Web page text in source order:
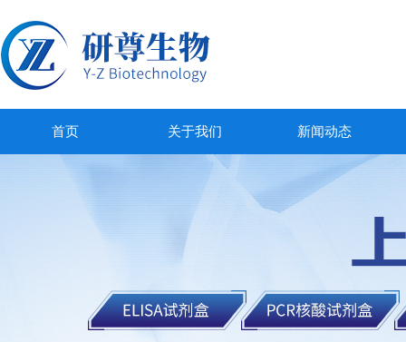
首页 关于我们 新闻动态